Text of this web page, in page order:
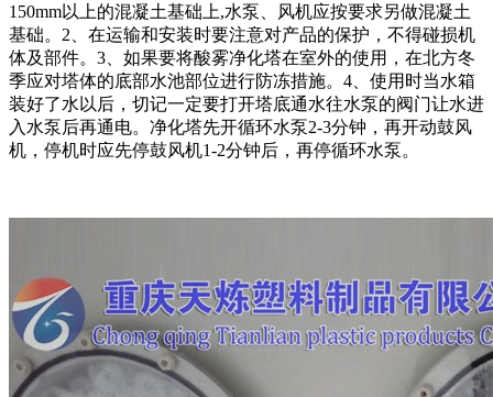
150mm以上的混凝土基础上,水泵、风机应按要求另做混凝土
基础。2、在运输和安装时要注意对产品的保护，不得碰损机
体及部件。3、如果要将酸雾净化塔在室外的使用，在北方冬
季应对塔体的底部水池部位进行防冻措施。4、使用时当水箱
装好了水以后，切记一定要打开塔底通水往水泵的阀门让水进
入水泵后再通电。净化塔先开循环水泵2-3分钟，再开动鼓风
机，停机时应先停鼓风机1-2分钟后，再停循环水泵。